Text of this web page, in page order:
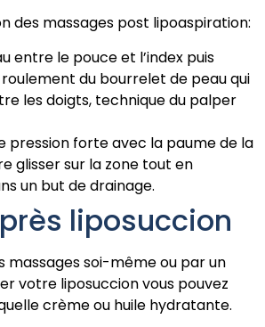
des massages post lipoaspiration:
entre le pouce et l’index puis
du bourrelet de peau qui
les doigts, technique du palper
pression forte avec la paume de la
glisser sur la zone tout en
un but de drainage.
liposuccion
massages soi-même ou par un
votre liposuccion vous pouvez
crème ou huile hydratante.